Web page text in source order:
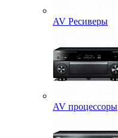
AV Ресиверы
AV процессоры